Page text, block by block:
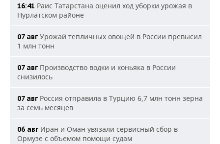
16:41 Раис Татарстана оценил ход уборки урожая в
Нурлатском районе
07 авг Урожай тепличных овощей в России превысил
1 млн тонн
07 авг Производство водки и коньяка в России
снизилось
07 авг Россия отправила в Турцию 6,7 млн тонн зерна
за семь месяцев
06 авг Иран и Оман увязали сервисный сбор в
Ормузе с объемом помощи судам